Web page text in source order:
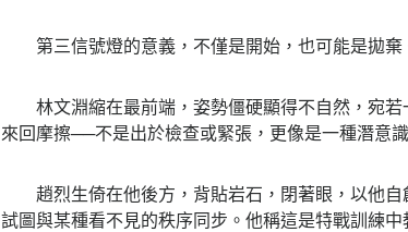
第三信號燈的意義，不僅是開始，也可能是拋棄
林文淵縮在最前端，姿勢僵硬顯得不自然，宛若
來回摩擦──不是出於檢查或緊張，更像是一種潛意
趙烈生倚在他後方，背貼岩石，閉著眼，以他自
試圖與某種看不見的秩序同步。他稱這是特戰訓練